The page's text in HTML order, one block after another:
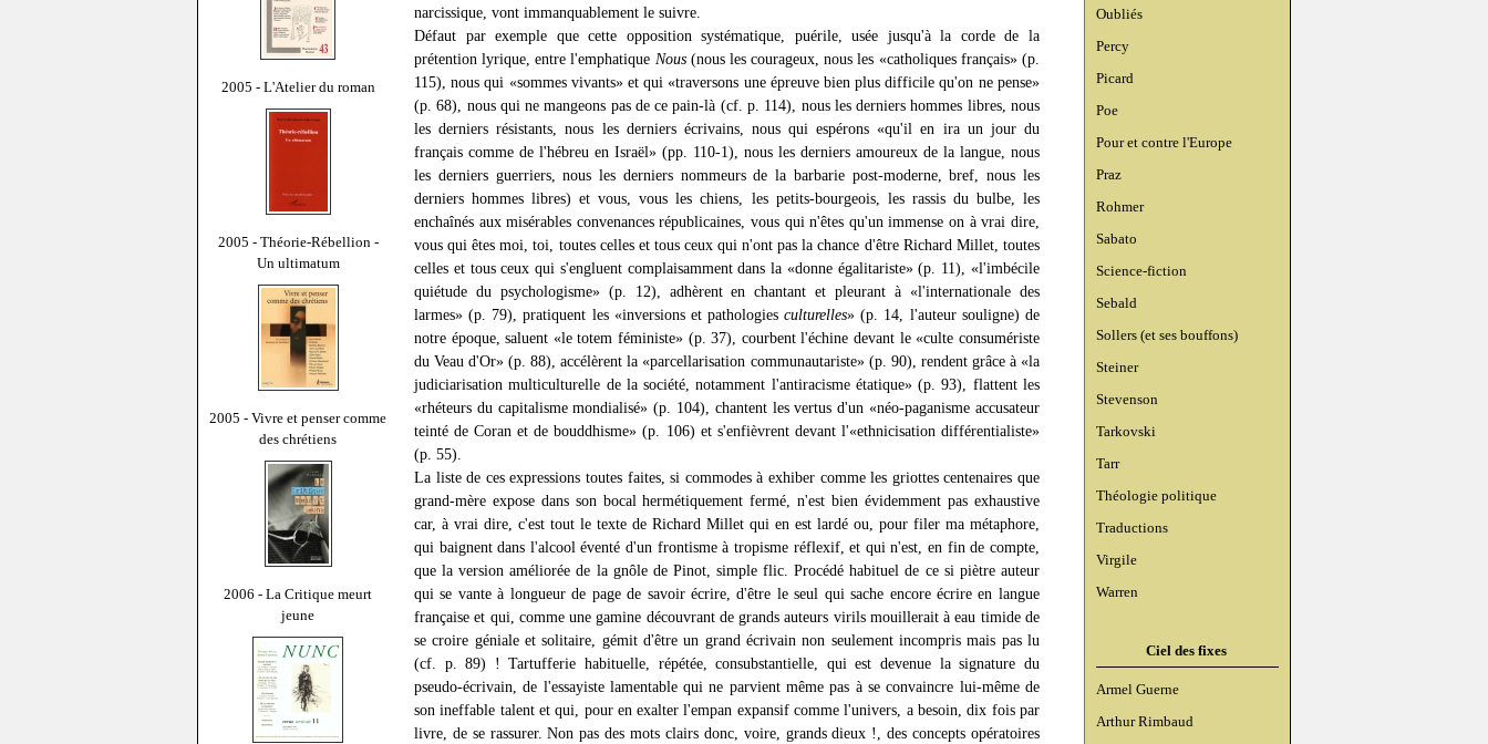
2005 - L'Atelier du roman
2005 - Théorie-Rébellion -
Un ultimatum
2005 - Vivre et penser comme
des chrétiens
2006 - La Critique meurt
jeune
Oubliés
Percy
Picard
Poe
Pour et contre l'Europe
Praz
Rohmer
Sabato
Science-fiction
Sebald
Sollers (et ses bouffons)
Steiner
Stevenson
Tarkovski
Tarr
Théologie politique
Traductions
Virgile
Warren
Ciel des fixes
Armel Guerne
Arthur Rimbaud
narcissique, vont immanquablement le suivre.
Défaut par exemple que cette opposition systématique, puérile, usée jusqu'à la corde de la
prétention lyrique, entre l'emphatique Nous(nous les courageux, nous les «catholiques français» (p.
115), nous qui «sommes vivants» et qui «traversons une épreuve bien plus difficile qu'on ne pense»
(p. 68), nous qui ne mangeons pas de ce pain-là (cf. p. 114), nous les derniers hommes libres, nous
les derniers résistants, nous les derniers écrivains, nous qui espérons «qu'il en ira un jour du
français comme de l'hébreu en Israël» (pp. 110-1), nous les derniers amoureux de la langue, nous
les derniers guerriers, nous les derniers nommeurs de la barbarie post-moderne, bref, nous les
derniers hommes libres) et vous, vous les chiens, les petits-bourgeois, les rassis du bulbe, les
enchaînés aux misérables convenances républicaines, vous qui n'êtes qu'un immense on à vrai dire,
vous qui êtes moi, toi, toutes celles et tous ceux qui n'ont pas la chance d'être Richard Millet, toutes
celles et tous ceux qui s'engluent complaisamment dans la «donne égalitariste» (p. 11), «l'imbécile
quiétude du psychologisme» (p. 12), adhèrent en chantant et pleurant à «l'internationale des
larmes» (p. 79), pratiquent les «inversions et pathologiesculturelles» (p. 14, l'auteur souligne) de
notre époque, saluent «le totem féministe» (p. 37), courbent l'échine devant le «culte consumériste
du Veau d'Or» (p. 88), accélèrent la «parcellarisation communautariste» (p. 90), rendent grâce à «la
judiciarisation multiculturelle de la société, notamment l'antiracisme étatique» (p. 93), flattent les
«rhéteurs du capitalisme mondialisé» (p. 104), chantent les vertus d'un «néo-paganisme accusateur
teinté de Coran et de bouddhisme» (p. 106) et s'enfièvrent devant l'«ethnicisation différentialiste»
(p. 55).
La liste de ces expressions toutes faites, si commodes à exhiber comme les griottes centenaires que
grand-mère expose dans son bocal hermétiquement fermé, n'est bien évidemment pas exhaustive
car, à vrai dire, c'est tout le texte de Richard Millet qui en est lardé ou, pour filer ma métaphore,
qui baignent dans l'alcool éventé d'un frontisme à tropisme réflexif, et qui n'est, en fin de compte,
que la version améliorée de la gnôle de Pinot, simple flic. Procédé habituel de ce si piètre auteur
qui se vante à longueur de page de savoir écrire, d'être le seul qui sache encore écrire en langue
française et qui, comme une gamine découvrant de grands auteurs virils mouillerait à eau timide de
se croire géniale et solitaire, gémit d'être un grand écrivain non seulement incompris mais pas lu
(cf. p. 89) ! Tartufferie habituelle, répétée, consubstantielle, qui est devenue la signature du
pseudo-écrivain, de l'essayiste lamentable qui ne parvient même pas à se convaincre lui-même de
son ineffable talent et qui, pour en exalter l'empan expansif comme l'univers, a besoin, dix fois par
livre, de se rassurer. Non pas des mots clairs donc, voire, grands dieux !, des concepts opératoires